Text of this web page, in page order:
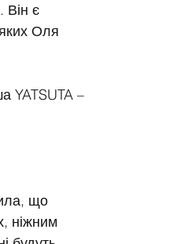
Він є
Оля
YATSUTA –
що
ніжним